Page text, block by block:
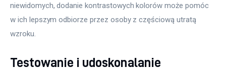
niewidomych, dodanie kontrastowych kolorów może pomóc
w ich lepszym odbiorze przez osoby z częściową utratą
wzroku.
Testowanie i udoskonalanie